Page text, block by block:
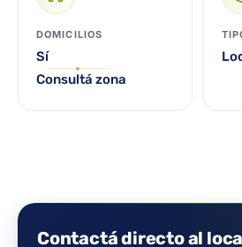
DOMICILIOS
Sí
Consultá zona
Contactá directo al